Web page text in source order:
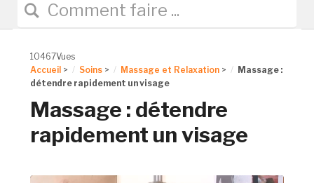
navigation
10467Vues
Accueil > Soins > Massage et Relaxation >
Massage :
détendre rapidement un visage
Massage : détendre
rapidement un visage